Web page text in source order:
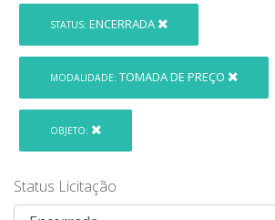
STATUS: ENCERRADA
MODALIDADE: TOMADA DE PREÇO
OBJETO:
Status Licitação